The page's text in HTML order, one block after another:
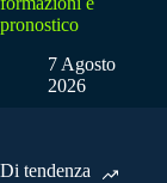
pronostico
7 Agosto
2026
Di tendenza